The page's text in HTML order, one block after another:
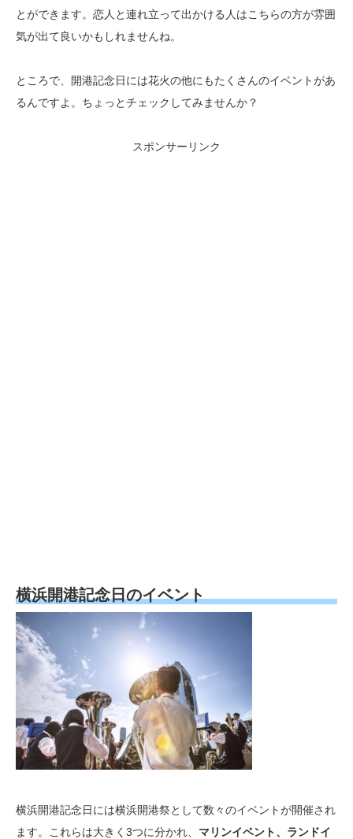
とができます。恋人と連れ立って出かける人はこちらの方が雰囲
気が出て良いかもしれませんね。
ところで、開港記念日には花火の他にもたくさんのイベントがあ
るんですよ。ちょっとチェックしてみませんか？
スポンサーリンク
横浜開港記念日のイベント
横浜開港記念日には横浜開港祭として数々のイベントが開催され
ます。これらは大きく3つに分かれ、 マリンイベント、ランドイ